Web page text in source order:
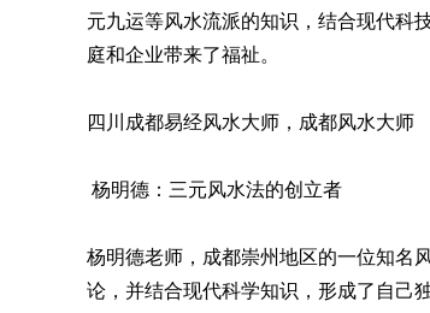
元九运等风水流派的知识，结合现代科
庭和企业带来了福祉。
四川成都易经风水大师，成都风水大师
杨明德：三元风水法的创立者
杨明德老师，成都崇州地区的一位知名
论，并结合现代科学知识，形成了自